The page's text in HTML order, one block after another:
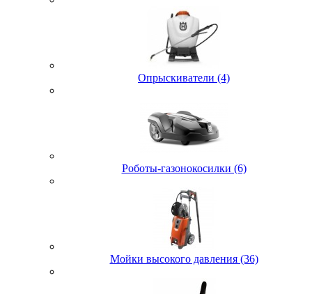
Опрыскиватели (4)
Роботы-газонокосилки (6)
Мойки высокого давления (36)